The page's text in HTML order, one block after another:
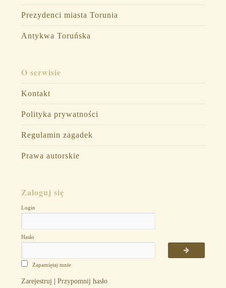
Prezydenci miasta Torunia
Antykwa Toruńska
O serwisie
Kontakt
Polityka prywatności
Regulamin zagadek
Prawa autorskie
Zaloguj się
Login
Hasło
Zapamiętaj mnie
Zarejestruj | Przypomnij hasło